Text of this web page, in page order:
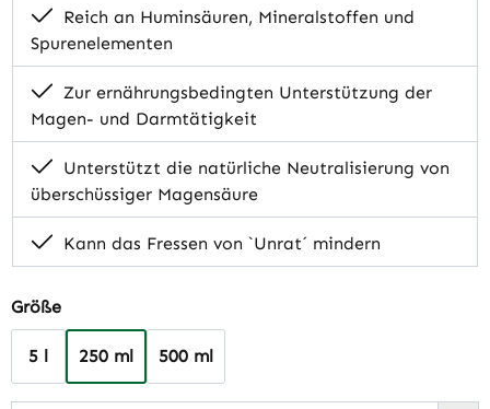
Reich an Huminsäuren, Mineralstoffen und
Spurenelementen
Zur ernährungsbedingten Unterstützung der
Magen- und Darmtätigkeit
Unterstützt die natürliche Neutralisierung von
überschüssiger Magensäure
Kann das Fressen von `Unrat´ mindern
Größeauswählen
5 l 250 ml 500 ml